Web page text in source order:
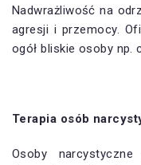
Nadwrażliwość na
agresji i przemocy.
ogół bliskie osoby np.
Terapia osób
Osoby